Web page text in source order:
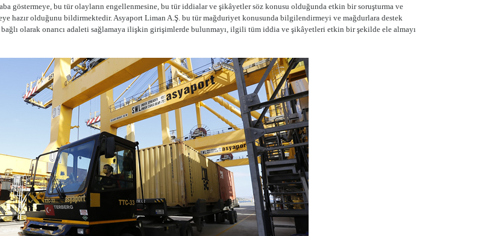
göstermeye, bu tür olayların engellenmesine, bu tür iddialar ve şikâyetler söz konusu olduğunda etkin bir soruşturma ve
hazır olduğunu bildirmektedir. Asyaport Liman A.Ş. bu tür mağduriyet konusunda bilgilendirmeyi ve mağdurlara destek
bağlı olarak onarıcı adaleti sağlamaya ilişkin girişimlerde bulunmayı, ilgili tüm iddia ve şikâyetleri etkin bir şekilde ele almayı